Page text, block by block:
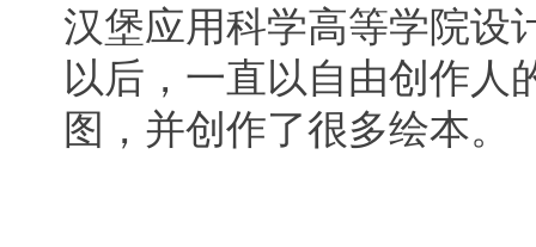
汉堡应用科学高等学院设
以后，一直以自由创作人
图，并创作了很多绘本。